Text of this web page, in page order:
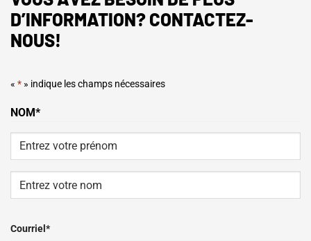
D’INFORMATION? CONTACTEZ-
NOUS!
« * » indique les champs nécessaires
NOM*
Prénom
Courriel *